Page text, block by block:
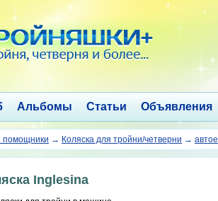
Альбомы Статьи Объявления
помощники → Коляска для тройни/четверни →
Inglesina